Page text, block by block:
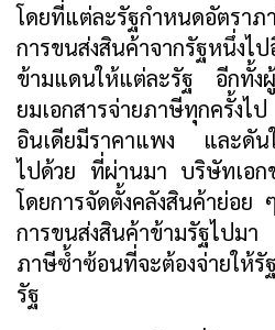
โดยที่แต่ละรัฐกำหนดอัตรา
การขนส่งสินค้าจากรัฐหนึ่งไ
ข้ามแดนให้แต่ละรัฐ อีกทั้งผู้
ยมเอกสารจ่ายภาษีทุกครั้งไ
อินเดียมีราคาแพง และดัน
ไปด้วย ที่ผ่านมา บริษัทเอ
โดยการจัดตั้งคลังสินค้าย่อย
การขนส่งสินค้าข้ามรัฐไปม
ภาษีซ้ำซ้อนที่จะต้องจ่ายให้
รัฐ